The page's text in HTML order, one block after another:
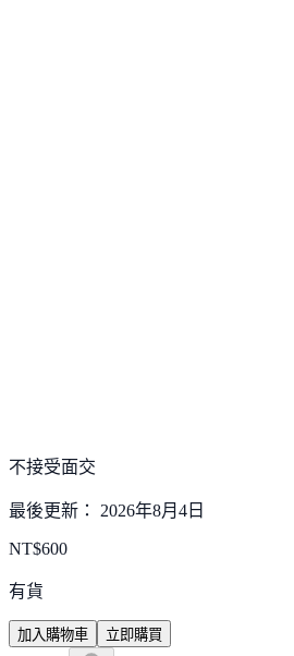
不接受面交
最後更新： 2026年8月4日
NT$600
有貨
加入購物車 立即購買